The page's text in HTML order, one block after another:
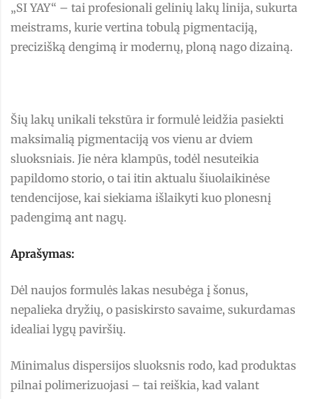
„SI YAY“ – tai profesionali gelinių lakų linija, sukurta
meistrams, kurie vertina tobulą pigmentaciją,
precizišką dengimą ir modernų, ploną nago dizainą.
Šių lakų unikali tekstūra ir formulė leidžia pasiekti
maksimalią pigmentaciją vos vienu ar dviem
sluoksniais. Jie nėra klampūs, todėl nesuteikia
papildomo storio, o tai itin aktualu šiuolaikinėse
tendencijose, kai siekiama išlaikyti kuo plonesnį
padengimą ant nagų.
Aprašymas:
Dėl naujos formulės lakas nesubėga į šonus,
nepalieka dryžių, o pasiskirsto savaime, sukurdamas
idealiai lygų paviršių.
Minimalus dispersijos sluoksnis rodo, kad produktas
pilnai polimerizuojasi – tai reiškia, kad valant